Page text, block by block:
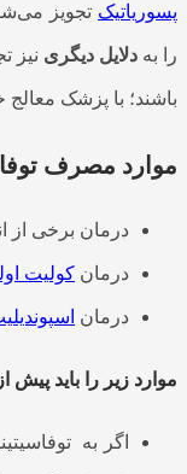
پسوریاتیک تجویز
را بهدلایل دیگری نیز
باشند؛ با پزشک
موارد مصرف
درمان برخی از
درمان کولیت
درمان
موارد زیر را باید
اگر به